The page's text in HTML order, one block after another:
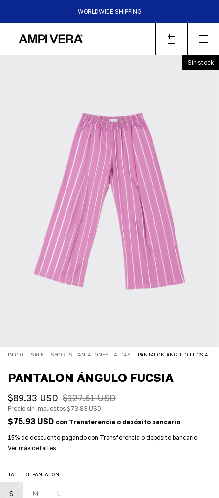
WORLDWIDE SHIPPING
HASTA 6 CUOTAS SIN INTERES | 15%OFF TRANSFERENCIA |
Sin stock
INICIO | SALE | SHORTS, PANTALONES, FALDAS | PANTALON ÁNGULO FUCSIA
PANTALON ÁNGULO FUCSIA
$89.33 USD $127.61 USD
Precio sin impuestos $73.83 USD
$75.93 USD con Transferencia o depósito bancario
15% de descuento pagando con Transferencia o depósito bancario
Ver más detalles
TALLE DE PANTALON
S M L